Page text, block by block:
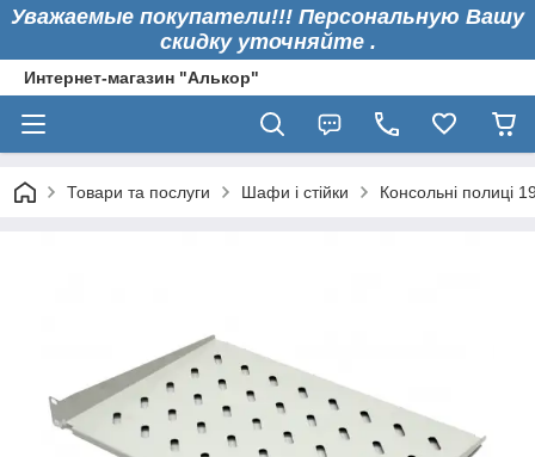
Уважаемые покупатели!!! Персональную Вашу
скидку уточняйте .
Интернет-магазин "Алькор"
Товари та послуги Шафи і стійки Консольні полиці